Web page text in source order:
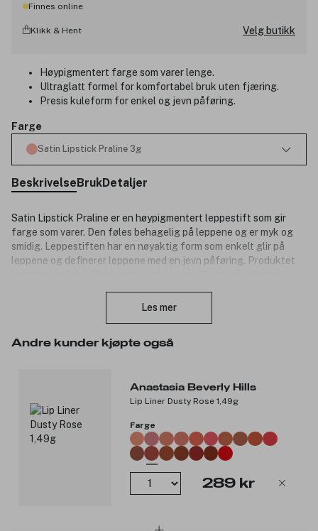
Finnes online
Klikk & Hent Velg butikk
Høypigmentert farge som varer lenge.
Ultraglatt formel for komfortabel bruk uten fjæring.
Presis kuleform for enkel og jevn påføring.
Farge
Satin Lipstick Praline 3g
BeskrivelseBrukDetaljer
Satin Lipstick Praline er en høypigmentert leppestift som gir
farge som varer. Den føles behagelig på leppene og er myk og
smidig. Leppestiften har en nøyaktig form som enkelt glir på
leppene og definerer leppene med en jevn påføring. Produktet
free, uten ftalater, fri for olje, fri for mineraler, alkoholfri,
Les mer
Andre kunder kjøpte også
Anastasia Beverly Hills
Lip Liner Dusty Rose 1,49g
Farge
289 kr